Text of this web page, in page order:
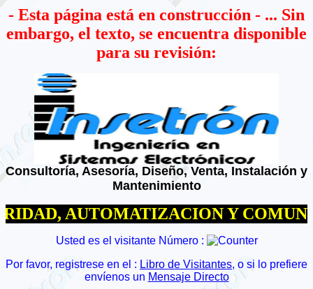
- Esta página está en construcción - ... Sin
embargo, el texto, se encuentra disponible
para su revisión:
Consultoría, Asesoría, Diseño, Venta, Instalación y
Mantenimiento
AUTOMATIZACION Y
Usted es el visitante Número :
Por favor, registrese en el : Libro de Visitantes, o si lo prefiere
envíenos un Mensaje Directo